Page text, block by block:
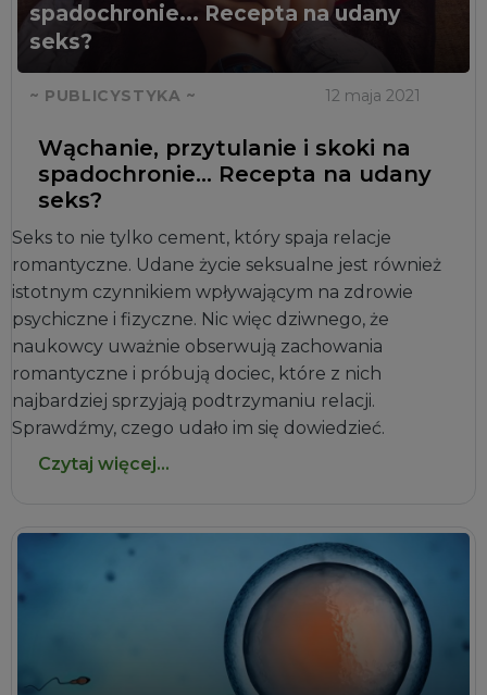
spadochronie... Recepta na udany
seks?
~ PUBLICYSTYKA ~ 12 maja 2021
Wąchanie, przytulanie i skoki na
spadochronie... Recepta na udany
seks?
Seks to nie tylko cement, który spaja relacje
romantyczne. Udane życie seksualne jest również
istotnym czynnikiem wpływającym na zdrowie
psychiczne i fizyczne. Nic więc dziwnego, że
naukowcy uważnie obserwują zachowania
romantyczne i próbują dociec, które z nich
najbardziej sprzyjają podtrzymaniu relacji.
Sprawdźmy, czego udało im się dowiedzieć.
Czytaj więcej...